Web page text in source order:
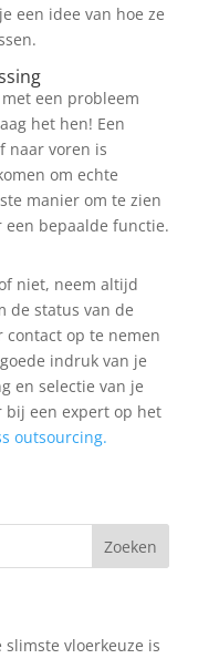
een idee van hoe ze
een probleem
het hen! Een
naar voren is
om echte
manier om te zien
een bepaalde functie.
niet, neem altijd
de status van de
op te nemen
indruk van je
en selectie van je
een expert op het
outsourcing.
vloerkeuze is